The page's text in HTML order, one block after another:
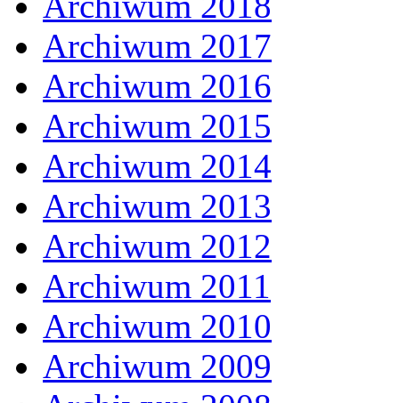
Archiwum 2017
Archiwum 2016
Archiwum 2015
Archiwum 2014
Archiwum 2013
Archiwum 2012
Archiwum 2011
Archiwum 2010
Archiwum 2009